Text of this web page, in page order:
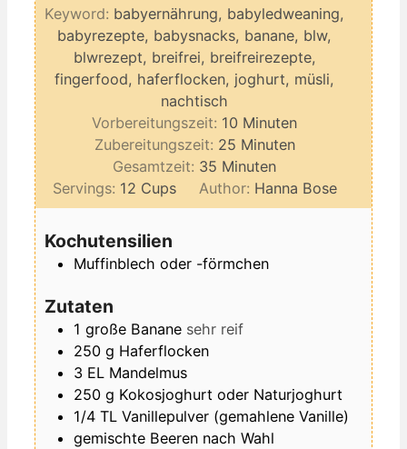
Keyword: babyernährung, babyledweaning,
babyrezepte, babysnacks, banane, blw,
blwrezept, breifrei, breifreirezepte,
fingerfood, haferflocken, joghurt, müsli,
nachtisch
Vorbereitungszeit: 10 Minuten
Minuten
Zubereitungszeit: 25Minuten
Minuten
Gesamtzeit: 35 Minuten
Minuten
Servings: 12 Cups Author: Hanna Bose
Kochutensilien
Muffinblech oder -förmchen
Zutaten
1 große Banane sehr reif
250 g Haferflocken
3 EL Mandelmus
250 g Kokosjoghurt oder Naturjoghurt
1/4 TL Vanillepulver (gemahlene Vanille)
gemischte Beeren nach Wahl